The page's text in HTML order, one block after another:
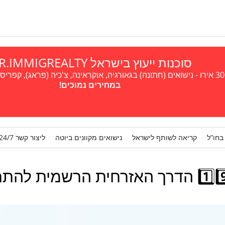
סוכנות ייעוץ בישראל A.R.IMMIGREALTY
במחירים נמוכים!
קריאה לשותף לישראל נישואים מקוונים ביוטה ליצור קשר 24/7